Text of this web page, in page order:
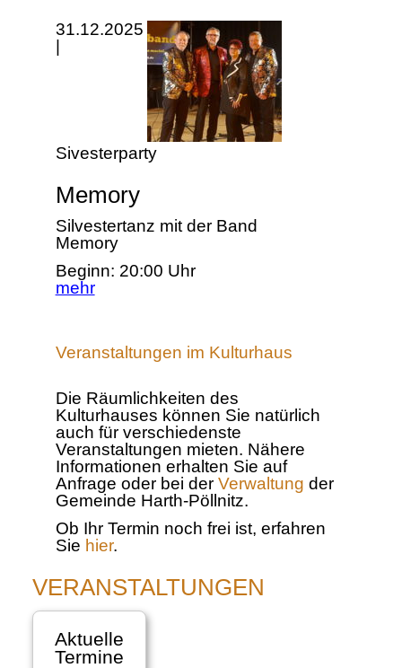
31.12.2025
|
Sivesterparty
Memory
Silvestertanz mit der Band
Memory
Beginn: 20:00 Uhr
mehr
Veranstaltungen im Kulturhaus
Die Räumlichkeiten des
Kulturhauses können Sie natürlich
auch für verschiedenste
Veranstaltungen mieten. Nähere
Informationen erhalten Sie auf
Anfrage oder bei der Verwaltung der
Gemeinde Harth-Pöllnitz.
Ob Ihr Termin noch frei ist, erfahren
Sie hier.
VERANSTALTUNGEN
Aktuelle
Termine